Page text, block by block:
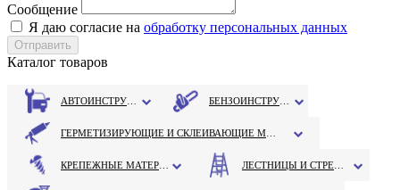
Сообщение
Я даю согласие на обработку персональных данных
Каталог товаров